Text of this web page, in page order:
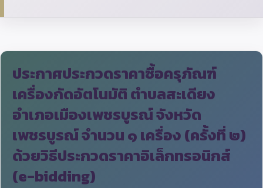
ประกาศประกวดราคาซื้อครุภัณฑ์
เครื่องกัดอัตโนมัติ ตำบลสะเดียง
อำเภอเมืองเพชรบูรณ์ จังหวัด
เพชรบูรณ์ จำนวน ๑ เครื่อง (ครั้งที่ ๒)
ด้วยวิธีประกวดราคาอิเล็กทรอนิกส์
(e-bidding)